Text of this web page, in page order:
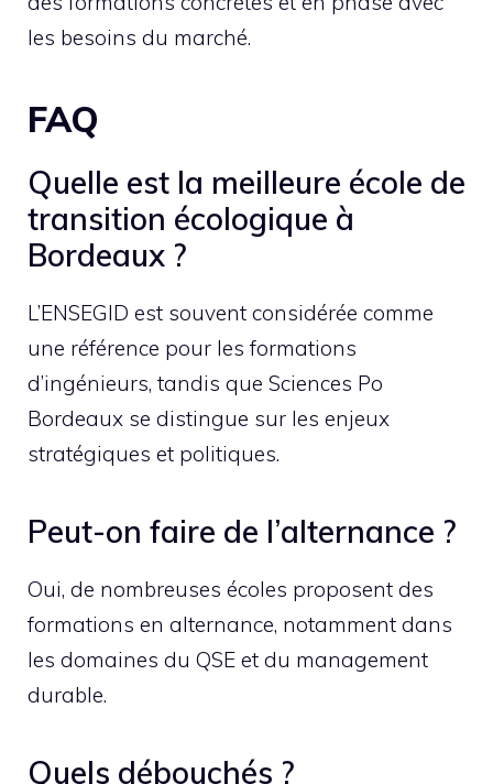
les besoins du marché.
FAQ
Quelle est la meilleure école de
transition écologique à
Bordeaux ?
L’ENSEGID est souvent considérée comme
une référence pour les formations
d’ingénieurs, tandis que Sciences Po
Bordeaux se distingue sur les enjeux
stratégiques et politiques.
Peut-on faire de l’alternance ?
Oui, de nombreuses écoles proposent des
formations en alternance, notamment dans
les domaines du QSE et du management
durable.
Quels débouchés ?